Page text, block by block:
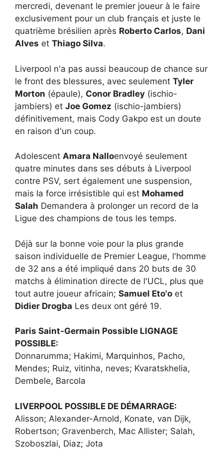
mercredi, devenant le premier joueur à le faire
exclusivement pour un club français et juste le
quatrième brésilien après Roberto Carlos, Dani
Alves et Thiago Silva.
Liverpool n'a pas aussi beaucoup de chance sur
le front des blessures, avec seulement Tyler
Morton (épaule), Conor Bradley (ischio-
jambiers) et Joe Gomez (ischio-jambiers)
définitivement, mais Cody Gakpo est un doute
en raison d'un coup.
Adolescent Amara Nalloenvoyé seulement
quatre minutes dans ses débuts à Liverpool
contre PSV, sert également une suspension,
mais la force irrésistible qui est Mohamed
Salah Demandera à prolonger un record de la
Ligue des champions de tous les temps.
Déjà sur la bonne voie pour la plus grande
saison individuelle de Premier League, l'homme
de 32 ans a été impliqué dans 20 buts de 30
matchs à élimination directe de l'UCL, plus que
tout autre joueur africain; Samuel Eto'o et
Didier Drogba Les deux ont géré 19.
Paris Saint-Germain Possible LIGNAGE
POSSIBLE:
Donnarumma; Hakimi, Marquinhos, Pacho,
Mendes; Ruiz, vitinha, neves; Kvaratskhelia,
Dembele, Barcola
LIVERPOOL POSSIBLE DE DÉMARRAGE:
Alisson; Alexander-Arnold, Konate, van Dijk,
Robertson; Gravenberch, Mac Allister; Salah,
Szoboszlai, Diaz; Jota